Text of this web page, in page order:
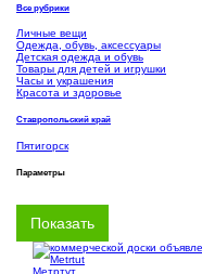
Все рубрики
Личные вещи
Одежда, обувь, аксессуары
Детская одежда и обувь
Товары для детей и игрушки
Часы и украшения
Красота и здоровье
Ставропольский край
Пятигорск
Параметры
Метртут